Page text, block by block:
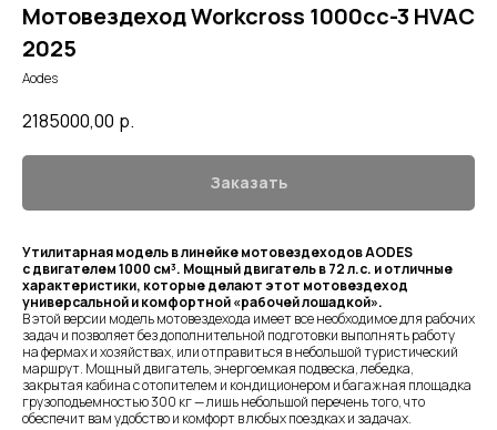
Мотовездеход Workcross 1000cc-3 HVAC
2025
Aodes
2185000,00 р.
Заказать
Утилитарная модель в линейке мотовездеходов AODES
с двигателем 1000 см³. Мощный двигатель в 72 л.с. и отличные
характеристики, которые делают этот мотовездеход
универсальной и комфортной «рабочей лошадкой».
В этой версии модель мотовездехода имеет все необходимое для рабочих
задач и позволяет без дополнительной подготовки выполнять работу
на фермах и хозяйствах, или отправиться в небольшой туристический
маршрут. Мощный двигатель, энергоемкая подвеска, лебедка,
закрытая кабина с отопителем и кондиционером и багажная площадка
грузоподъемностью 300 кг — лишь небольшой перечень того, что
обеспечит вам удобство и комфорт в любых поездках и задачах.